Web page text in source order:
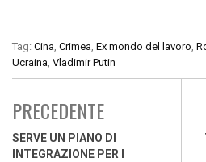
Tag: Cina, Crimea, Ex mondo del lavoro,
Ucraina, Vladimir Putin
PRECEDENTE
SERVE UN PIANO DI
INTEGRAZIONE PER I